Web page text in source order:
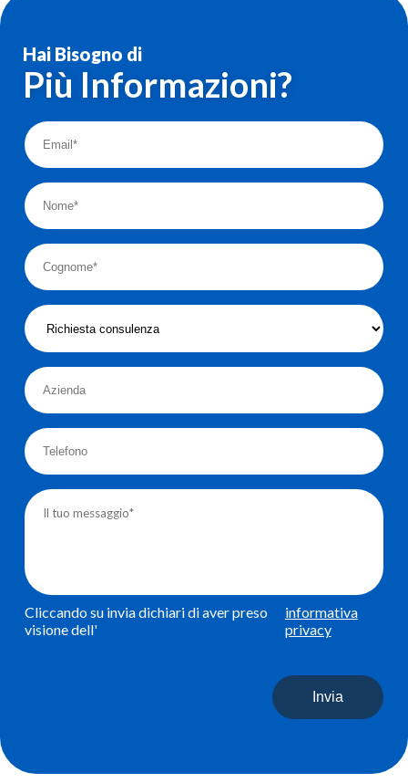
Hai Bisogno di
Più Informazioni?
Cliccando su invia dichiari di aver preso
visione dell'
informativa
privacy
Invia